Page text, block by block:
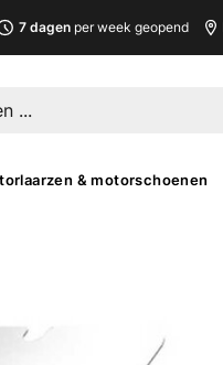
7 dagenper week geopend
& motorschoenen